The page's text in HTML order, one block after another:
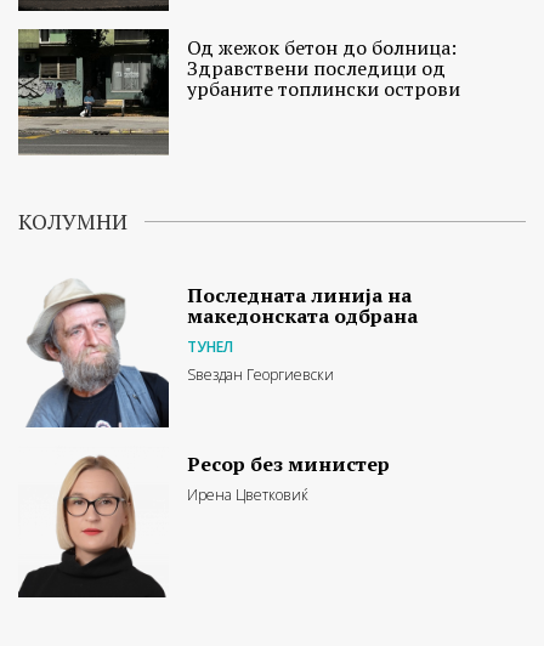
Од жежок бетон до болница:
Здравствени последици од
урбаните топлински острови
КОЛУМНИ
Последната линија на
македонската одбрана
ТУНЕЛ
Ѕвездан Георгиевски
Ресор без министер
Ирена Цветковиќ